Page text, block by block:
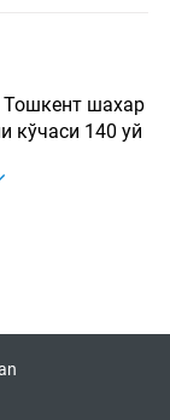
Тошкент шахар
кўчаси 140 уй